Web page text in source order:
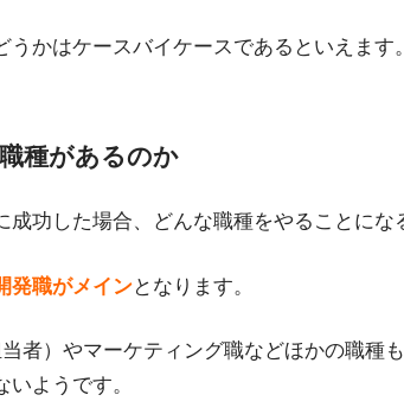
かはケースバイケースであるといえます。
種があるのか
功した場合、どんな職種をやることにな
発職がメインとなります。
者）やマーケティング職などほかの職種
ようです。